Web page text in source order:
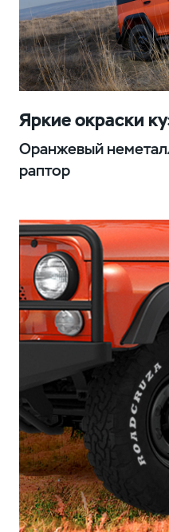
Яркие окраски
Оранжевый
раптор